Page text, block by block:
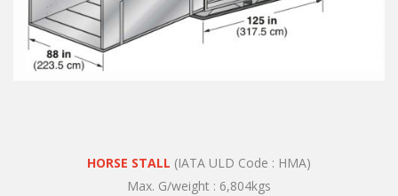
HORSE STALL (IATA ULD Code : HMA)
Max. G/weight : 6,804kgs